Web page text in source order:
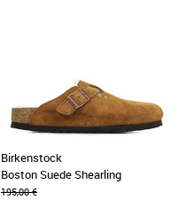
Birkenstock
Boston Suede Shearling
195,00 €